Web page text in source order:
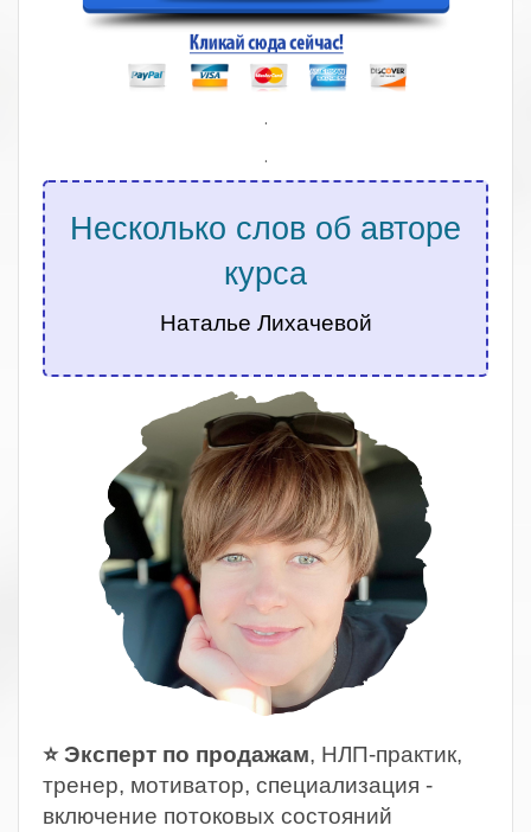
.
.
Несколько слов об авторе
курса
Наталье Лихачевой
⭐ Эксперт по продажам, НЛП-практик,
тренер, мотиватор, специализация -
включение потоковых состояний